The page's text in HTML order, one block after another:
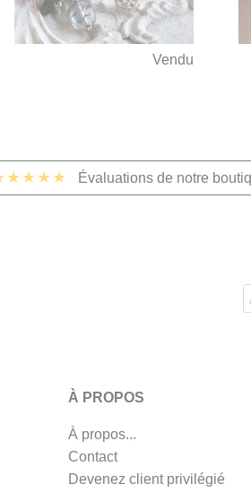
Vendu
Évaluations de notre
À PROPOS
À propos...
Contact
Devenez client privilégié